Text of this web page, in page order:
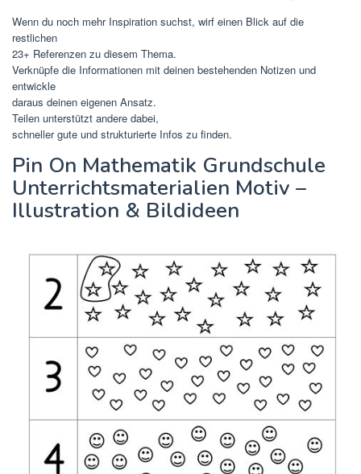
Wenn du noch mehr Inspiration suchst, wirf einen Blick auf die
restlichen
23+ Referenzen zu diesem Thema.
Verknüpfe die Informationen mit deinen bestehenden Notizen und
entwickle
daraus deinen eigenen Ansatz.
Teilen unterstützt andere dabei,
schneller gute und strukturierte Infos zu finden.
Pin On Mathematik Grundschule
Unterrichtsmaterialien Motiv –
Illustration & Bildideen